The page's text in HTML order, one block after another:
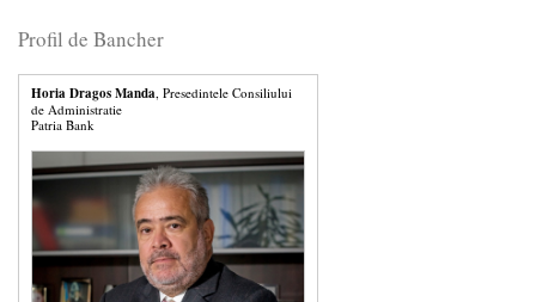
Profil de Bancher
Horia Dragos Manda , Presedintele Consiliului
de Administratie
Patria Bank